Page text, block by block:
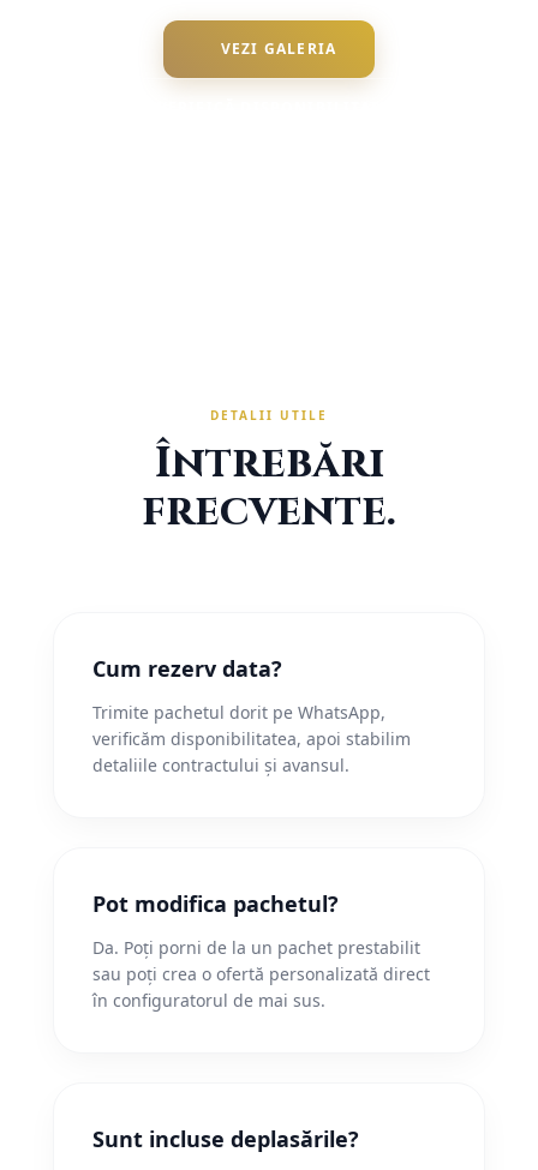
VEZI GALERIA
DETALII UTILE
Întrebări
frecvente.
Cum rezerv data?
Trimite pachetul dorit pe WhatsApp,
verificăm disponibilitatea, apoi stabilim
detaliile contractului și avansul.
Pot modifica pachetul?
Da. Poți porni de la un pachet prestabilit
sau poți crea o ofertă personalizată direct
în configuratorul de mai sus.
Sunt incluse deplasările?